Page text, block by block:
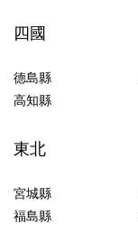
四國
德島縣
高知縣
東北
宮城縣
福島縣